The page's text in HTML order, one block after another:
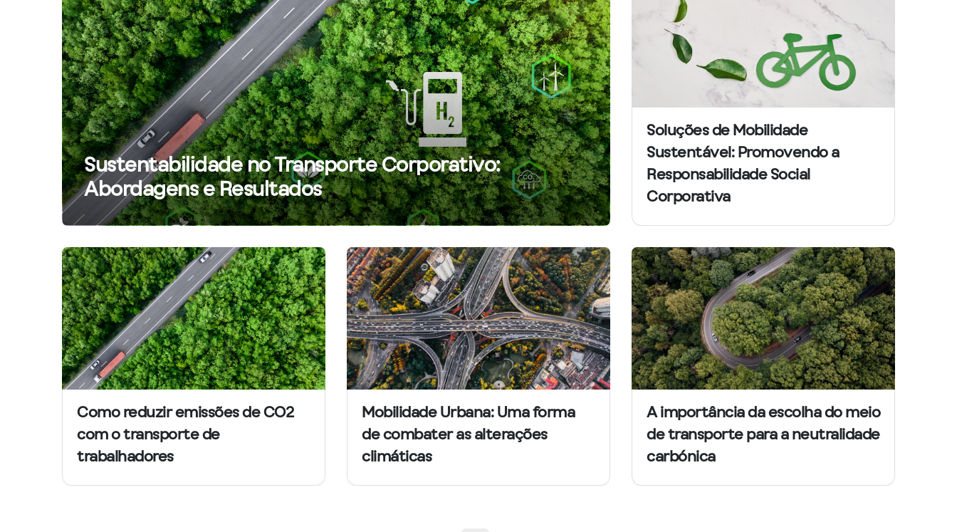
Sustentabilidade no Transporte Corporativo:
Abordagens e Resultados
Soluções de Mobilidade
Sustentável: Promovendo a
Responsabilidade Social
Corporativa
Como reduzir emissões de CO2
com o transporte de
trabalhadores
Mobilidade Urbana: Uma forma
de combater as alterações
climáticas
A importância da escolha do meio
de transporte para a neutralidade
carbónica